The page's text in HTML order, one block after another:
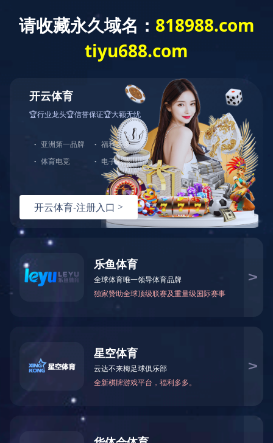
mksports官方网站-MK体育(中国) 产品中心
电机–定子